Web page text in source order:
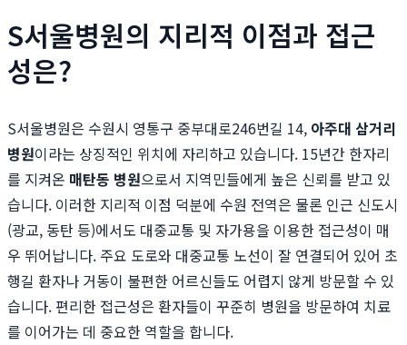
S서울병원의 지리적 이점과 접근
성은?
S서울병원은 수원시 영통구 중부대로246번길 14, 아주대 삼거리
병원이라는 상징적인 위치에 자리하고 있습니다. 15년간 한자리
를 지켜온 매탄동 병원으로서 지역민들에게 높은 신뢰를 받고 있
습니다. 이러한 지리적 이점 덕분에 수원 전역은 물론 인근 신도시
(광교, 동탄 등)에서도 대중교통 및 자가용을 이용한 접근성이 매
우 뛰어납니다. 주요 도로와 대중교통 노선이 잘 연결되어 있어 초
행길 환자나 거동이 불편한 어르신들도 어렵지 않게 방문할 수 있
습니다. 편리한 접근성은 환자들이 꾸준히 병원을 방문하여 치료
를 이어가는 데 중요한 역할을 합니다.